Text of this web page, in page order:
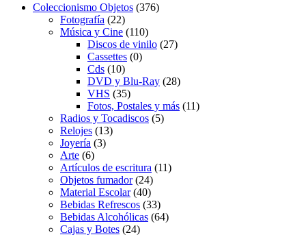
Coleccionismo Objetos (376)
Fotografía (22)
Música y Cine (110)
Discos de vinilo (27)
Cassettes (0)
Cds (10)
DVD y Blu-Ray (28)
VHS (35)
Fotos, Postales y más (11)
Radios y Tocadiscos (5)
Relojes (13)
Joyería (3)
Arte (6)
Artículos de escritura (11)
Objetos fumador(24)
Material Escolar(40)
Bebidas Refrescos (33)
Bebidas Alcohólicas (64)
Cajas y Botes (24)